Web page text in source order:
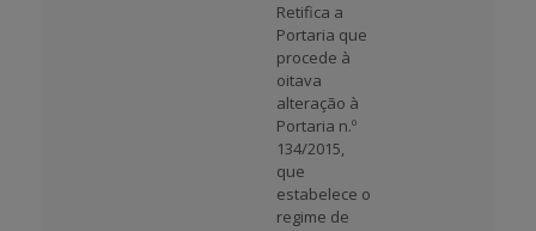
Retifica a
Portaria que
procede à
oitava
alteração à
Portaria n.º
134/2015,
que
estabelece o
regime de